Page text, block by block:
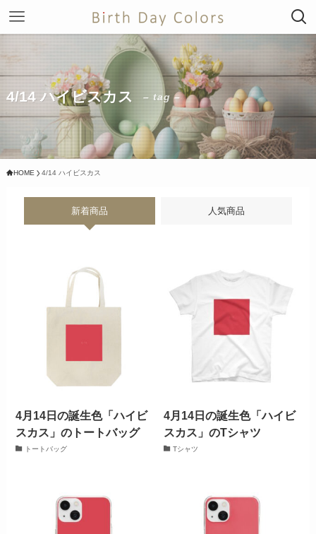
4/14 ハイビスカス – tag –
HOME 4/14 ハイビスカス
新着商品 人気商品
4月14日の誕生色「ハイビ
スカス」のトートバッグ
トートバッグ
4月14日の誕生色「ハイビ
スカス」のTシャツ
Tシャツ